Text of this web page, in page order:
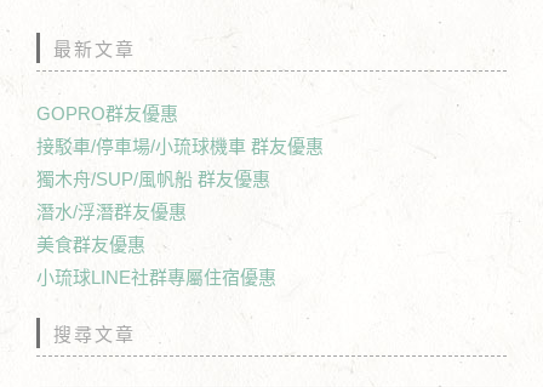
最新文章
GOPRO群友優惠
接駁車/停車場/小琉球機車 群友優惠
獨木舟/SUP/風帆船 群友優惠
潛水/浮潛群友優惠
美食群友優惠
小琉球LINE社群專屬住宿優惠
搜尋文章